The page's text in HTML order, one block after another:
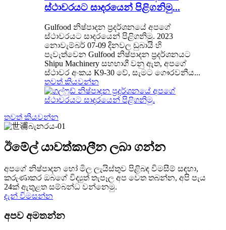
ස්ථාවරයට සාදරයෙන් පිළිගනිමු...
Gulfood නිෂ්පාදන ප්‍රදර්ශනයේ අපගේ
ස්ථාවරයට සාදරයෙන් පිළිගනිමු. 2023
නොවැම්බර් 07-09 දිනවල ඩුබායි හි
පැවැත්වෙන Gulfood නිෂ්පාදන ප්‍රදර්ශනයට
Shipu Machinery සහභාගී වනු ඇත, අපගේ
ස්ථාවර අංකය K9-30 වේ, සැමට ගෞරවනීය...
තවත් කියවන්න
තවත් කියවන්න
ඊමේල් යාවත්කාලීන ලබා ගන්න
අපගේ නිෂ්පාදන හෝ මිල ලැයිස්තුව පිළිබඳ විමසීම් සඳහා,
කරුණාකර ඔබගේ විද්‍යුත් තැපෑල අප වෙත තබන්න, අපි පැය
24ක් ඇතුළත සම්බන්ධ වන්නෙමු.
දැන් විමසන්න
අපව අමතන්න